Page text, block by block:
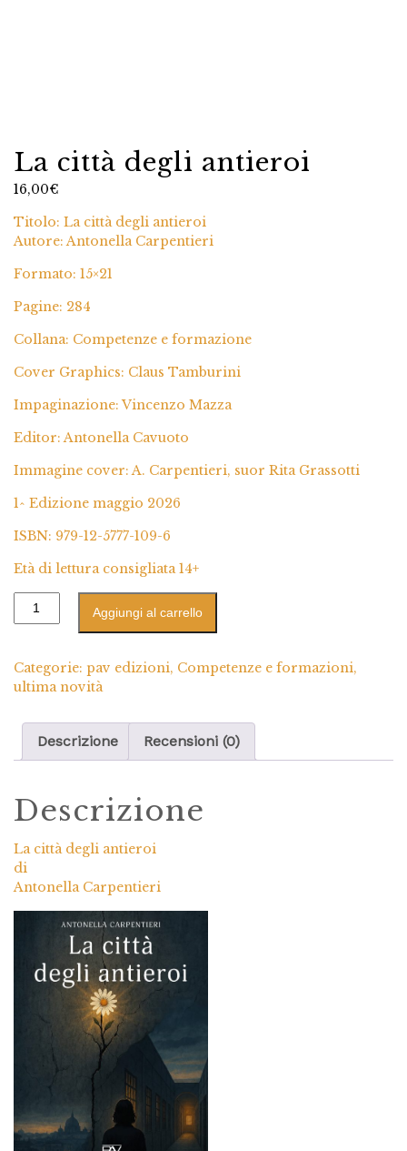
La città degli antieroi
16,00€
Titolo: La città degli antieroi
Autore: Antonella Carpentieri
Formato: 15×21
Pagine: 284
Collana: Competenze e formazione
Cover Graphics: Claus Tamburini
Impaginazione: Vincenzo Mazza
Editor: Antonella Cavuoto
Immagine cover: A. Carpentieri, suor Rita Grassotti
1^ Edizione maggio 2026
ISBN: 979-12-5777-109-6
Età di lettura consigliata 14+
Aggiungi al carrello
Categorie: pav edizioni, Competenze e formazioni,
ultima novità
Descrizione Recensioni (0)
Descrizione
La città degli antieroi
di
Antonella Carpentieri